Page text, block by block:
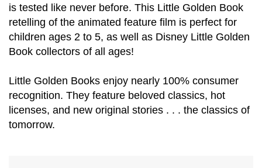
is tested like never before. This Little Golden Book
retelling of the animated feature film is perfect for
children ages 2 to 5, as well as Disney Little Golden
Book collectors of all ages!
Little Golden Books enjoy nearly 100% consumer
recognition. They feature beloved classics, hot
licenses, and new original stories . . . the classics of
tomorrow.